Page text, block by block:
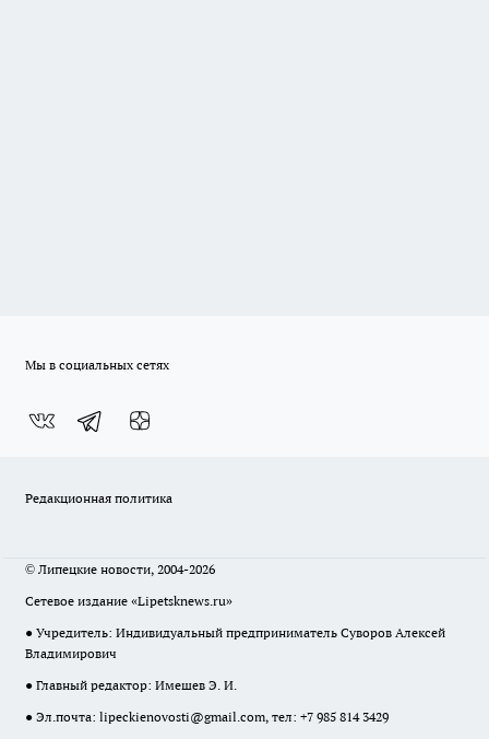
Мы в социальных сетях
Редакционная политика
© Липецкие новости, 2004-2026
Сетевое издание «Lipetsknews.ru»
● Учредитель: Индивидуальный предприниматель Суворов Алексей
Владимирович
● Главный редактор: Имешев Э. И.
● Эл.почта: lipeckienovosti@gmail.com, тел: +7 985 814 3429